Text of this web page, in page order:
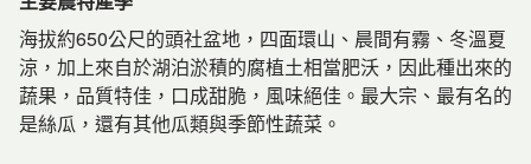
海拔約650公尺的頭社盆地，四面環山、晨間有霧、冬溫夏
涼，加上來自於湖泊淤積的腐植土相當肥沃，因此種出來的
蔬果，品質特佳，口成甜脆，風味絕佳。最大宗、最有名的
是絲瓜，還有其他瓜類與季節性蔬菜。